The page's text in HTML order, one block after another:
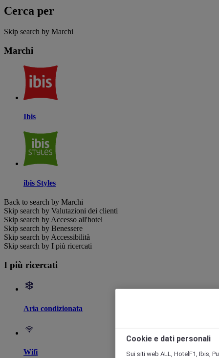
Cerca per
Skip search by Marchi
Marchi
Ibis
ibis Styles
Back to search by Marchi
Skip search by Valutazioni dei clienti
Skip search by Accesso all'hotel
Skip search by Benessere
Skip search by Accessibilità
Skip search by I più ricercati
I più ricercati
Aria condizionata
Wifi
Cookie e dati personali
Sui siti web ALL, HotelF1, Ibis,